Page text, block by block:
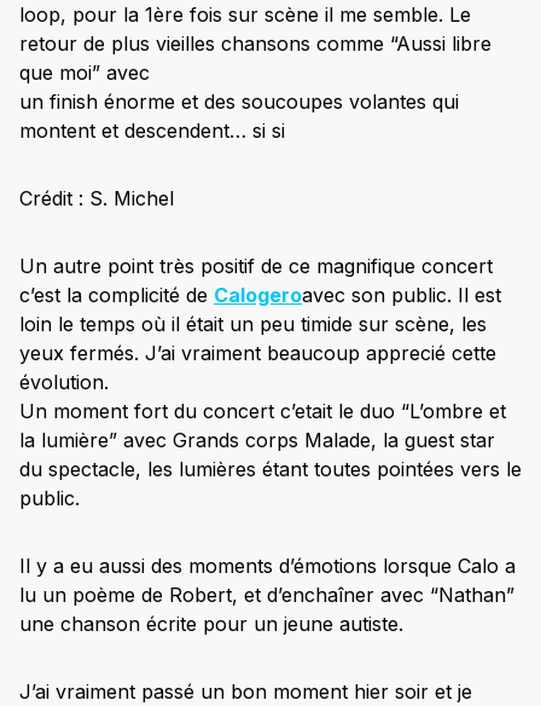
loop, pour la 1ère fois sur scène il me semble. Le
retour de plus vieilles chansons comme “Aussi libre
que moi” avec
un finish énorme et des soucoupes volantes qui
montent et descendent… si si
Crédit : S. Michel
Un autre point très positif de ce magnifique concert
c’est la complicité de Calogeroavec son public. Il est
loin le temps où il était un peu timide sur scène, les
yeux fermés. J’ai vraiment beaucoup apprecié cette
évolution.
Un moment fort du concert c’etait le duo “L’ombre et
la lumière” avec Grands corps Malade, la guest star
du spectacle, les lumières étant toutes pointées vers le
public.
Il y a eu aussi des moments d’émotions lorsque Calo a
lu un poème de Robert, et d’enchaîner avec “Nathan”
une chanson écrite pour un jeune autiste.
J’ai vraiment passé un bon moment hier soir et je